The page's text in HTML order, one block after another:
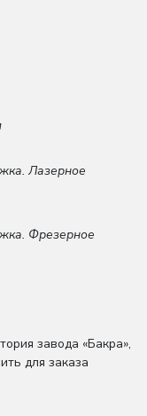
Лазерное
Фрезерное
завода «Бакра»,
для заказа